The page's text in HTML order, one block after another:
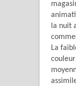
la nuit
La
couleur